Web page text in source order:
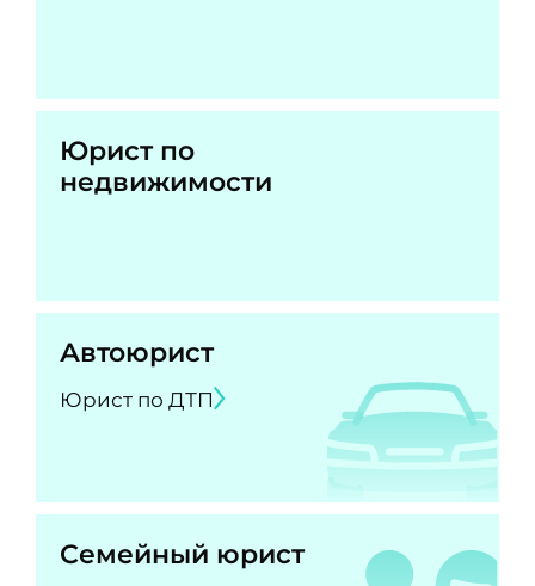
Юрист по
недвижимости
Автоюрист
Юрист по ДТП
Семейный юрист